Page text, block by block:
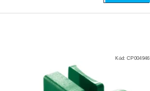
Kód: CP004946